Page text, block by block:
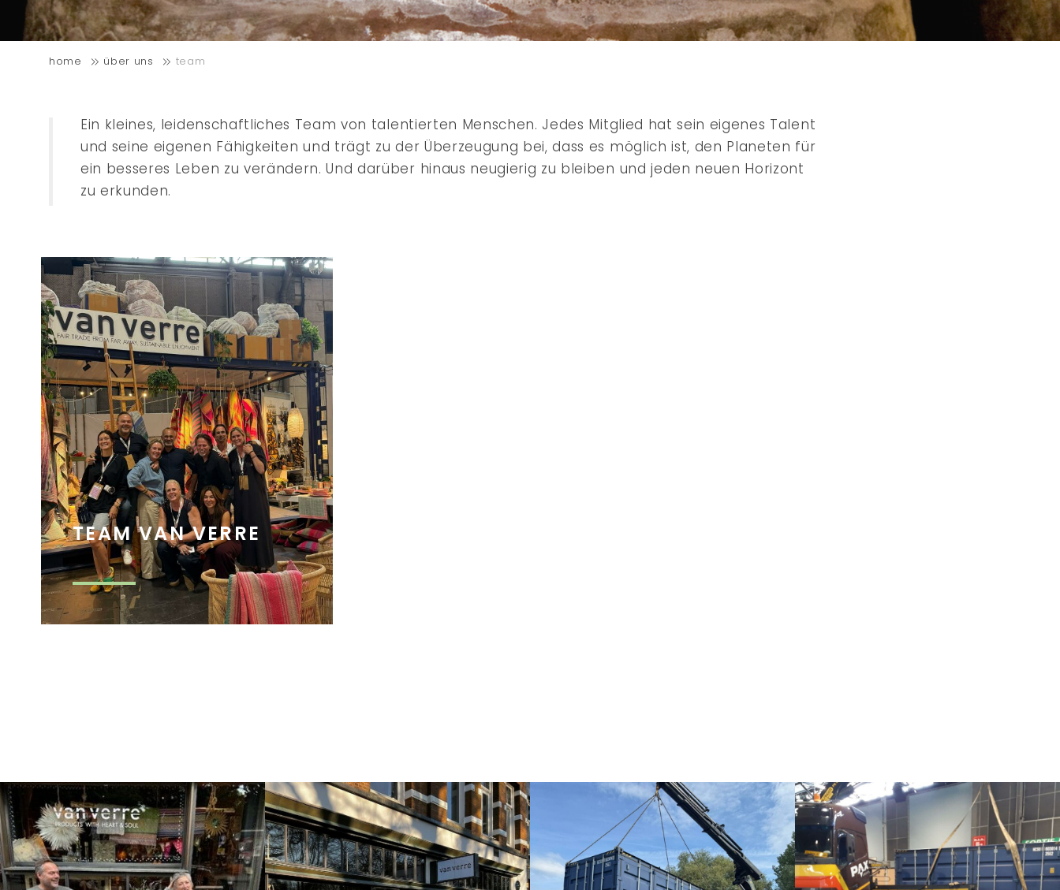
home über uns team
Ein kleines, leidenschaftliches Team von talentierten Menschen. Jedes Mitglied hat sein eigenes Talent
und seine eigenen Fähigkeiten und trägt zu der Überzeugung bei, dass es möglich ist, den Planeten für
ein besseres Leben zu verändern. Und darüber hinaus neugierig zu bleiben und jeden neuen Horizont
zu erkunden.
TEAM VAN VERRE